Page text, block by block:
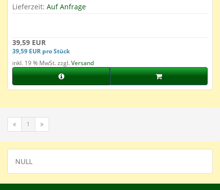
Lieferzeit: Auf Anfrage
39,59 EUR
39,59 EUR pro Stück
inkl. 19 % MwSt. zzgl.Versand
1
NULL